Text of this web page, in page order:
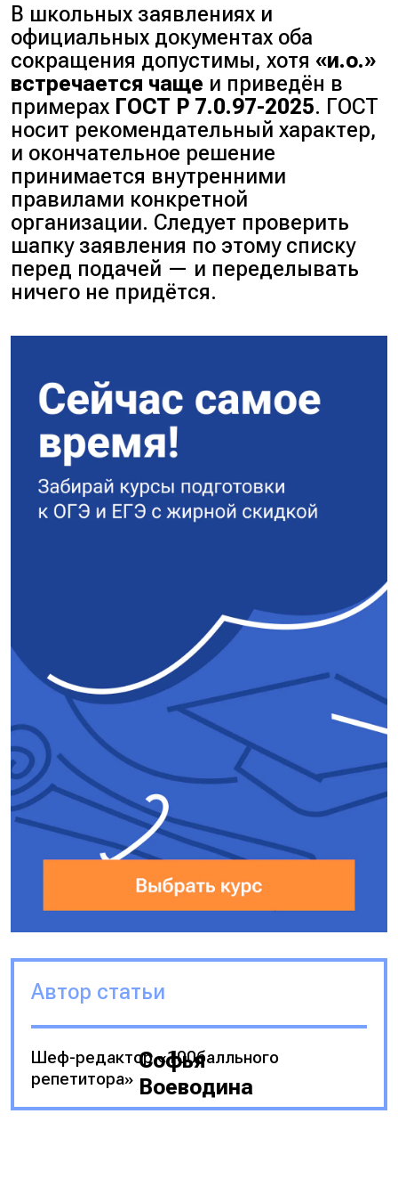
В школьных заявлениях и
официальных документах оба
сокращения допустимы, хотя «и.о.»
встречается чаще и приведён в
примерах ГОСТ Р 7.0.97-2025. ГОСТ
носит рекомендательный характер,
и окончательное решение
принимается внутренними
правилами конкретной
организации. Следует проверить
шапку заявления по этому списку
перед подачей — и переделывать
ничего не придётся.
Автор статьи
Софья
Воеводина
Шеф-редактор «100балльного
репетитора»